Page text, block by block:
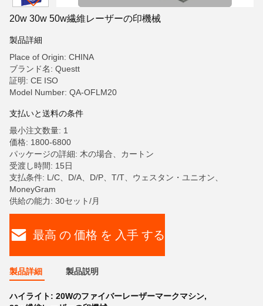
20w 30w 50w繊維レーザーの印機械
製品詳細
Place of Origin: CHINA
ブランド名: Questt
証明: CE ISO
Model Number: QA-OFLM20
支払いと送料の条件
最小注文数量: 1
価格: 1800-6800
パッケージの詳細: 木の場合、カートン
受渡し時間: 15日
支払条件: L/C、D/A、D/P、T/T、ウェスタン・ユニオン、
MoneyGram
供給の能力: 30セット/月
最高 の 価格 を 入手 する
製品詳細 製品説明
ハイライト: 20Wのファイバーレーザーマークマシン,